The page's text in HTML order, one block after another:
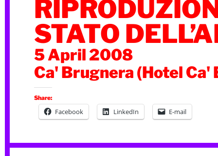
STATO
5 April 2008
Ca' Brugnera (Hotel Ca'
Share:
Facebook LinkedIn E-mail